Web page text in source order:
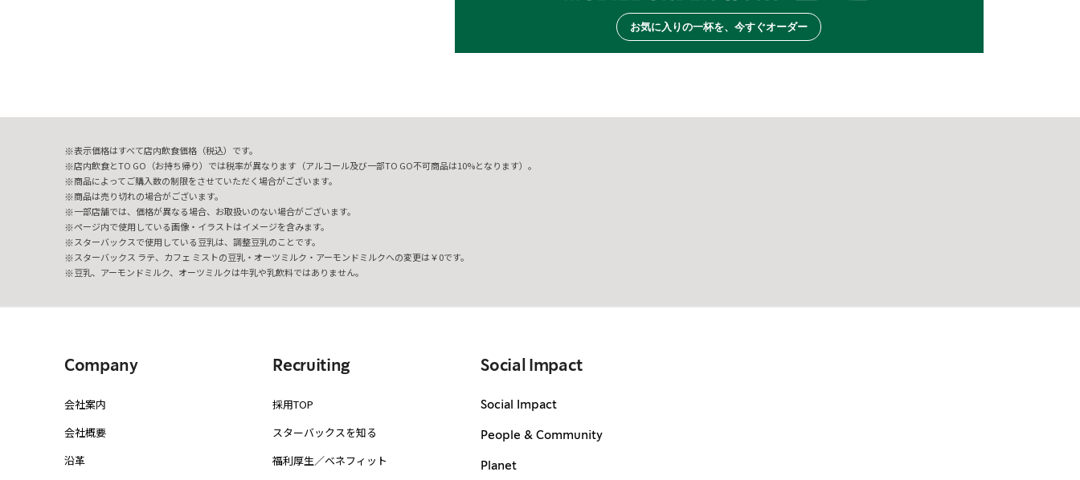
お気に入りの一杯を、今すぐオーダー
表示価格はすべて店内飲食価格（税込）です。
店内飲食とTO GO（お持ち帰り）では税率が異なります（アルコール及び一部TO GO不可商品は10%となります）。
商品によってご購入数の制限をさせていただく場合がございます。
商品は売り切れの場合がございます。
一部店舗では、価格が異なる場合、お取扱いのない場合がございます。
ページ内で使用している画像・イラストはイメージを含みます。
スターバックスで使用している豆乳は、調整豆乳のことです。
スターバックス ラテ、カフェ ミストの豆乳・オーツミルク・アーモンドミルクへの変更は￥0です。
豆乳、アーモンドミルク、オーツミルクは牛乳や乳飲料ではありません。
Company
会社案内
会社概要
沿革
Recruiting
採用TOP
スターバックスを知る
福利厚生／ベネフィット
Social Impact
Social Impact
People & Community
Planet